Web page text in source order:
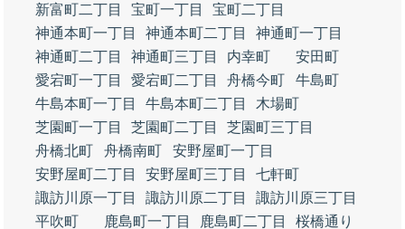
新富町二丁目
宝町一丁目
宝町二丁目
神通本町一丁目
神通本町二丁目
神通町一丁目
神通町二丁目
神通町三丁目 内幸町
安田町
愛宕町一丁目
愛宕町二丁目 舟橋今町
牛島町
牛島本町一丁目
牛島本町二丁目
木場町
芝園町一丁目
芝園町二丁目
芝園町三丁目
舟橋北町
舟橋南町
安野屋町一丁目
安野屋町二丁目
安野屋町三丁目
七軒町
諏訪川原一丁目
諏訪川原二丁目
諏訪川原三丁目
平吹町
鹿島町一丁目 鹿島町二丁目
桜橋通り